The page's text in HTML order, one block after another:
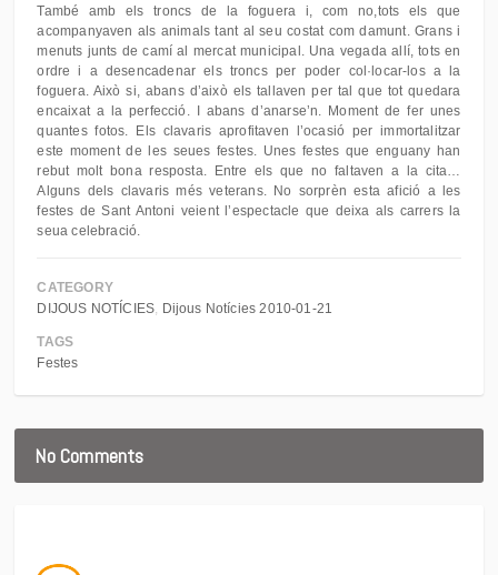
També amb els troncs de la foguera i, com no,tots els que
acompanyaven als animals tant al seu costat com damunt. Grans i
menuts junts de camí al mercat municipal. Una vegada allí, tots en
ordre i a desencadenar els troncs per poder col·locar-los a la
foguera. Això si, abans d’això els tallaven per tal que tot quedara
encaixat a la perfecció. I abans d’anarse’n. Moment de fer unes
quantes fotos. Els clavaris aprofitaven l’ocasió per immortalitzar
este moment de les seues festes. Unes festes que enguany han
rebut molt bona resposta. Entre els que no faltaven a la cita…
Alguns dels clavaris més veterans. No sorprèn esta afició a les
festes de Sant Antoni veient l’espectacle que deixa als carrers la
seua celebració.
CATEGORY
DIJOUS NOTÍCIES
Dijous Notícies 2010-01-21
TAGS
Festes
No Comments